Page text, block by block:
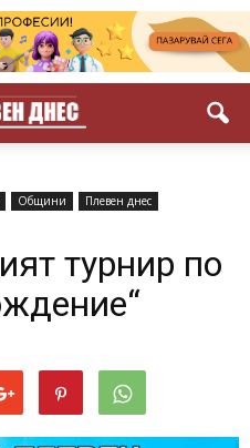
Общини
Плевен днес
турнир по